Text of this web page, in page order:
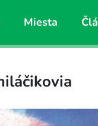
Miesta